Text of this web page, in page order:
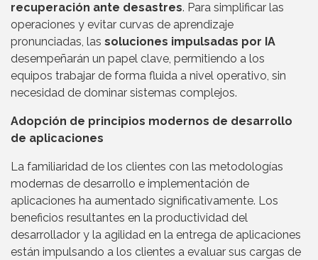
recuperación ante desastres. Para simplificar las
operaciones y evitar curvas de aprendizaje
pronunciadas, las soluciones impulsadas por IA
desempeñarán un papel clave, permitiendo a los
equipos trabajar de forma fluida a nivel operativo, sin
necesidad de dominar sistemas complejos.
Adopción de principios modernos de desarrollo
de aplicaciones
La familiaridad de los clientes con las metodologías
modernas de desarrollo e implementación de
aplicaciones ha aumentado significativamente. Los
beneficios resultantes en la productividad del
desarrollador y la agilidad en la entrega de aplicaciones
están impulsando a los clientes a evaluar sus cargas de